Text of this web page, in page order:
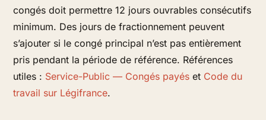
congés doit permettre 12 jours ouvrables consécutifs
minimum. Des jours de fractionnement peuvent
s’ajouter si le congé principal n’est pas entièrement
pris pendant la période de référence. Références
utiles : Service-Public — Congés payés et Code du
travail sur Légifrance.